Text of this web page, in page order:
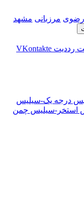
رضوی مرزبانی مشهد
‫رددیت ‫VKontakte
درجه یک-سیلیس
استخر-سیلیس چمن